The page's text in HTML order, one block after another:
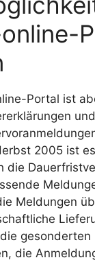
Portal ist
und
2005 ist
die
Meldungen
die